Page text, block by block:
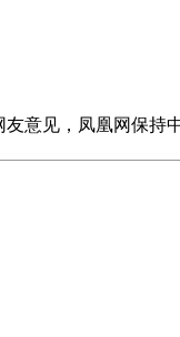
友意见，凤凰网保持